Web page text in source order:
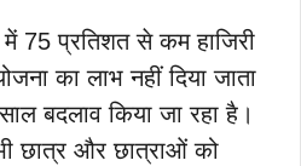
75 प्रतिशत से कम हाजिरी
का लाभ नहीं दिया जाता
बदलाव किया जा रहा है।
छात्र और छात्राओं को